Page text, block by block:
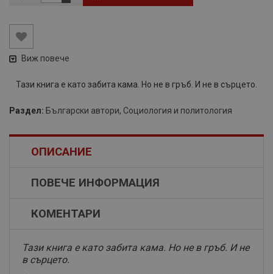
Виж повече
Тази книга е като забита кама. Но не в гръб. И не в сърцето.
Раздел: Български автори, Социология и политология
ОПИСАНИЕ
ПОВЕЧЕ ИНФОРМАЦИЯ
КОМЕНТАРИ
Тази книга е като забита кама. Но не в гръб. И не
в сърцето.